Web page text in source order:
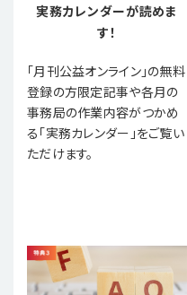
実務カレンダーが読めま
す！
「月刊公益オンライン」の無料
登録の方限定記事や各月の
事務局の作業内容がつかめ
る「実務カレンダー」をご覧い
ただけます。